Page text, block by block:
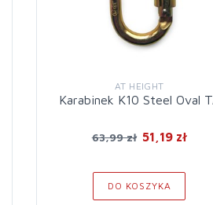
AT HEIGHT
Karabinek K10 Steel Oval
63,99 zł 51,19 zł
DO KOSZYKA